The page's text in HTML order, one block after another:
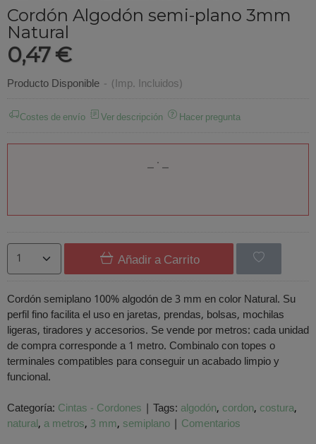
Cordón Algodón semi-plano 3mm
Natural
0,47 €
Producto Disponible - (Imp. Incluidos)
Costes de envío Ver descripción Hacer pregunta
Añadir a Carrito
Cordón semiplano 100% algodón de 3 mm en color Natural. Su
perfil fino facilita el uso en jaretas, prendas, bolsas, mochilas
ligeras, tiradores y accesorios. Se vende por metros: cada unidad
de compra corresponde a 1 metro. Combinalo con topes o
terminales compatibles para conseguir un acabado limpio y
funcional.
Categoría: Cintas - Cordones | Tags: algodón cordon costura
natural a metros 3 mm semiplano | Comentarios